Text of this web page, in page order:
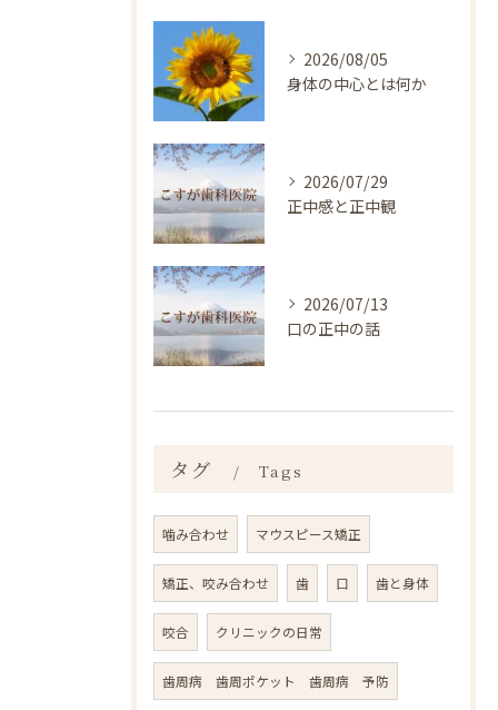
2026/08/05
身体の中心とは何か
2026/07/29
正中感と正中観
2026/07/13
口の正中の話
タグ Tags
噛み合わせ マウスピース矯正
矯正、咬み合わせ 歯 口 歯と身体
咬合 クリニックの日常
歯周病 歯周ポケット 歯周病 予防